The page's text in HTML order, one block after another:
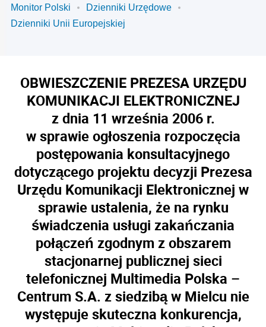
Monitor Polski
Dzienniki Urzędowe
Dzienniki Unii Europejskiej
OBWIESZCZENIE PREZESA URZĘDU
KOMUNIKACJI ELEKTRONICZNEJ
z dnia 11 września 2006 r.
w sprawie ogłoszenia rozpoczęcia
postępowania konsultacyjnego
dotyczącego projektu decyzji Prezesa
Urzędu Komunikacji Elektronicznej w
sprawie ustalenia, że na rynku
świadczenia usługi zakańczania
połączeń zgodnym z obszarem
stacjonarnej publicznej sieci
telefonicznej Multimedia Polska –
Centrum S.A. z siedzibą w Mielcu nie
występuje skuteczna konkurencja,